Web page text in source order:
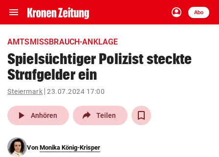
menu Navigation
ein-/ausklappen
account_circle
Anmelden
Abo
close Schließen
account_circle Anmelden
pin_drop
Wien arrow_right
AMTSMISSBRAUCH-ANKLAGE
Spielsüchtiger Polizist steckte
Strafgelder ein
Steiermark 23.07.2024 17:00
play_arrow Anhören Teilen
Von Monika König-Krisper